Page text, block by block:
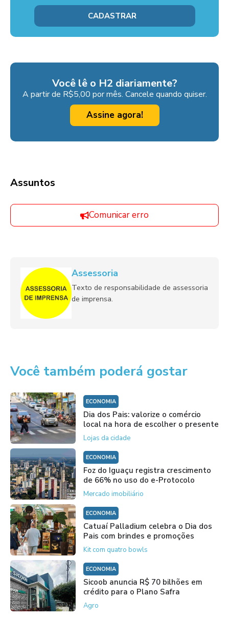
Você lê o H2 diariamente?
A partir de R$5,00 por mês. Cancele quando quiser.
Assine agora!
Assuntos
Comunicar erro
Assessoria
Texto de responsabilidade de assessoria
de imprensa.
Você também poderá gostar
ECONOMIA
Dia dos Pais: valorize o comércio
local na hora de escolher o presente
Lojas da cidade
ECONOMIA
Foz do Iguaçu registra crescimento
de 66% no uso do e-Protocolo
Mercado imobiliário
ECONOMIA
Catuaí Palladium celebra o Dia dos
Pais com brindes e promoções
Kit com quatro bowls
ECONOMIA
Sicoob anuncia R$ 70 bilhões em
crédito para o Plano Safra
Agro